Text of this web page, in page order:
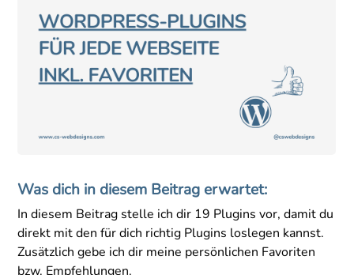
Was dich in diesem Beitrag erwartet:
In diesem Beitrag stelle ich dir 19 Plugins vor, damit du
direkt mit den für dich richtig Plugins loslegen kannst.
Zusätzlich gebe ich dir meine persönlichen Favoriten
bzw. Empfehlungen.